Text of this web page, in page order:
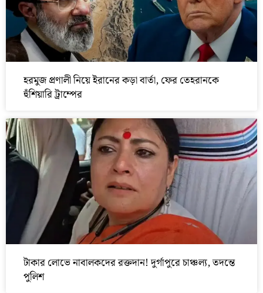
হরমুজ প্রণালী নিয়ে ইরানের কড়া বার্তা, ফের তেহরানকে
হুঁশিয়ারি ট্রাম্পের
টাকার লোভে নাবালকদের রক্তদান! দুর্গাপুরে চাঞ্চল্য, তদন্তে
পুলিশ